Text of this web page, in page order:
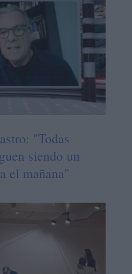
"Todas
siendo un
el mañana"